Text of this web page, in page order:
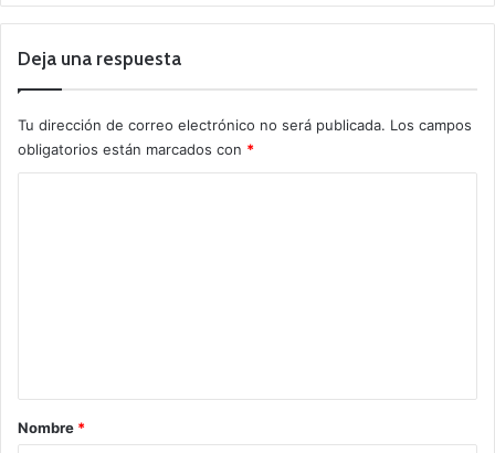
Deja una respuesta
Tu dirección de correo electrónico no será publicada. Los campos
obligatorios están marcados con *
rNombre *